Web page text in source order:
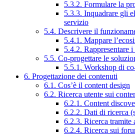
5.3.2. Formulare la
5.3.3. Inquadrare gli
servizio
5.4. Descrivere il
5.4.1. Mappare
5.4.2. Rappresentare
5.5. Co-progettare le
5.5.1. Workshop di
6. Progettazione dei contenuti
6.1. Cos’è il content design
6.2. Ricerca utente sui
6.2.1. Content
6.2.2. Dati di ricerca
6.2.3. Ricerca tramite
6.2.4. Ricerca sui